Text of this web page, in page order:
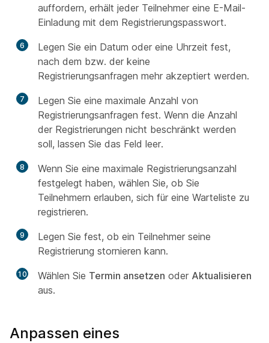
auffordern, erhält jeder Teilnehmer eine E-Mail-
Einladung mit dem Registrierungspasswort.
6
Legen Sie ein Datum oder eine Uhrzeit fest,
nach dem bzw. der keine
Registrierungsanfragen mehr akzeptiert werden.
7
Legen Sie eine maximale Anzahl von
Registrierungsanfragen fest. Wenn die Anzahl
der Registrierungen nicht beschränkt werden
soll, lassen Sie das Feld leer.
8
Wenn Sie eine maximale Registrierungsanzahl
festgelegt haben, wählen Sie, ob Sie
Teilnehmern erlauben, sich für eine Warteliste zu
registrieren.
9
Legen Sie fest, ob ein Teilnehmer seine
Registrierung stornieren kann.
10 Wählen Sie Termin ansetzen oder Aktualisieren
aus.
Anpassen eines